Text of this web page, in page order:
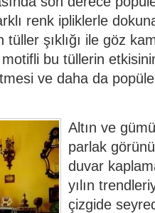
renk ipliklerle
şıklığı ile göz
bu tüllerin
ve daha da
Altın ve
parlak
duvar
yılın
çizgide